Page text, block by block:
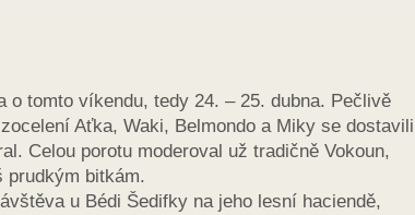
o tomto víkendu, tedy 24. – 25. dubna. Pečlivě
Aťka, Waki, Belmondo a Miky se dostavili
Celou porotu moderoval už tradičně Vokoun,
prudkým bitkám.
u Bédi Šedifky na jeho lesní haciendě,